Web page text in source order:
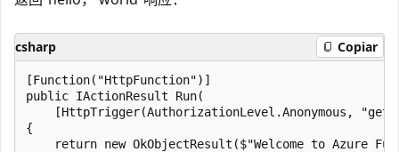
csharp Copiar
[Function("HttpFunction")]
public IActionResult Run(
[HttpTrigger(AuthorizationLevel.Anonymous,
{
return new OkObjectResult($"Welcome to Azure